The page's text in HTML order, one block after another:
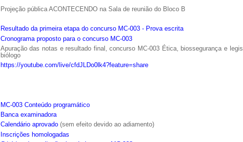
Projeção pública ACONTECENDO na Sala de reunião do Bloco B
Resultado da primeira etapa do concurso MC-003 - Prova escrita
Cronograma proposto para o concurso MC-003
Apuração das notas e resultado final, concurso MC-003 Ética, biossegurança e
biólogo
https://youtube.com/live/cfdJLDo0lk4?feature=share
MC-003 Conteúdo programático
Banca examinadora
Calendário aprovado(sem efeito devido ao adiamento)
Inscrições homologadas